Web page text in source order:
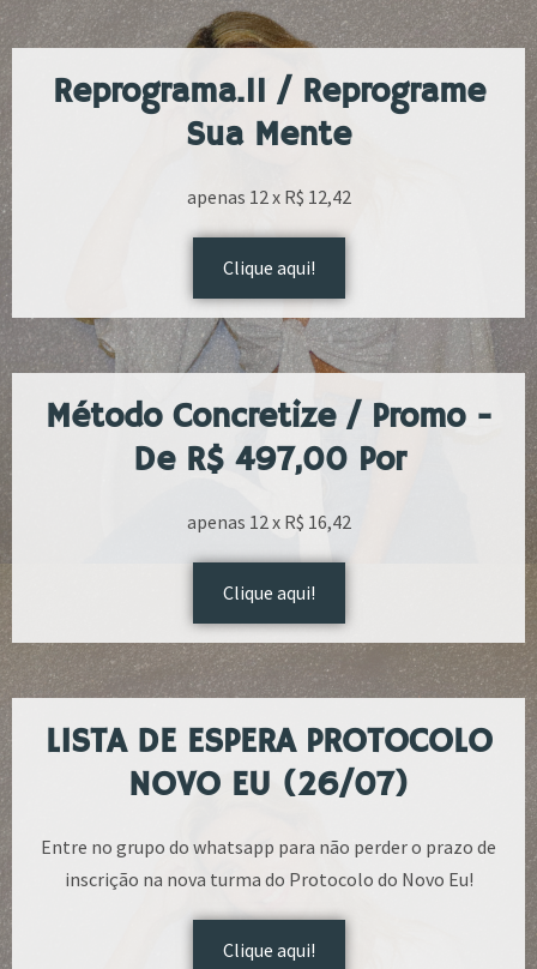
Reprograma.11 / Reprograme
Sua Mente
apenas 12 x R$ 12,42
Clique aqui!
Método Concretize / Promo -
De R$ 497,00 Por
apenas 12 x R$ 16,42
Clique aqui!
LISTA DE ESPERA PROTOCOLO
NOVO EU (26/07)
Entre no grupo do whatsapp para não perder o prazo de
inscrição na nova turma do Protocolo do Novo Eu!
Clique aqui!